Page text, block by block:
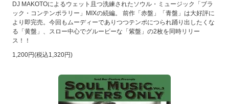
DJ MAKOTOによるウェット且つ洗練されたソウル・ミュージック「ブラ
ック・コンテンポラリー」MIXの続編。 前作「赤盤」「青盤」は大好評に
より即完売。今回もムーディーでありつつテンポにつられ踊り出したくな
る「黄盤」、スロー中心でグルービーな「紫盤」の2枚を同時リリー
ス！！
1,200円(税込1,320円)